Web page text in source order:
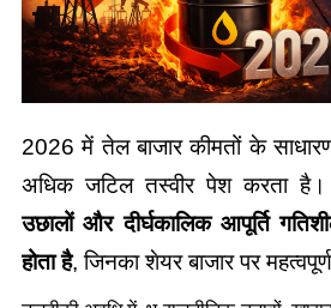
2026 में तेल बाजार कीमतों के
अधिक जटिल तस्वीर पेश करता है।
उछालों और दीर्घकालिक आपूर्ति
होता है, जिनका शेयर बाजार पर